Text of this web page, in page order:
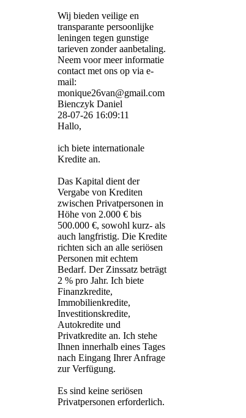
Wij bieden veilige en
transparante persoonlijke
leningen tegen gunstige
tarieven zonder aanbetaling.
Neem voor meer informatie
contact met ons op via e-
mail:
monique26van@gmail.com
Bienczyk Daniel
28-07-26 16:09:11
Hallo,
ich biete internationale
Kredite an.
Das Kapital dient der
Vergabe von Krediten
zwischen Privatpersonen in
Höhe von 2.000 € bis
500.000 €, sowohl kurz- als
auch langfristig. Die Kredite
richten sich an alle seriösen
Personen mit echtem
Bedarf. Der Zinssatz beträgt
2 % pro Jahr. Ich biete
Finanzkredite,
Immobilienkredite,
Investitionskredite,
Autokredite und
Privatkredite an. Ich stehe
Ihnen innerhalb eines Tages
nach Eingang Ihrer Anfrage
zur Verfügung.
Es sind keine seriösen
Privatpersonen erforderlich.